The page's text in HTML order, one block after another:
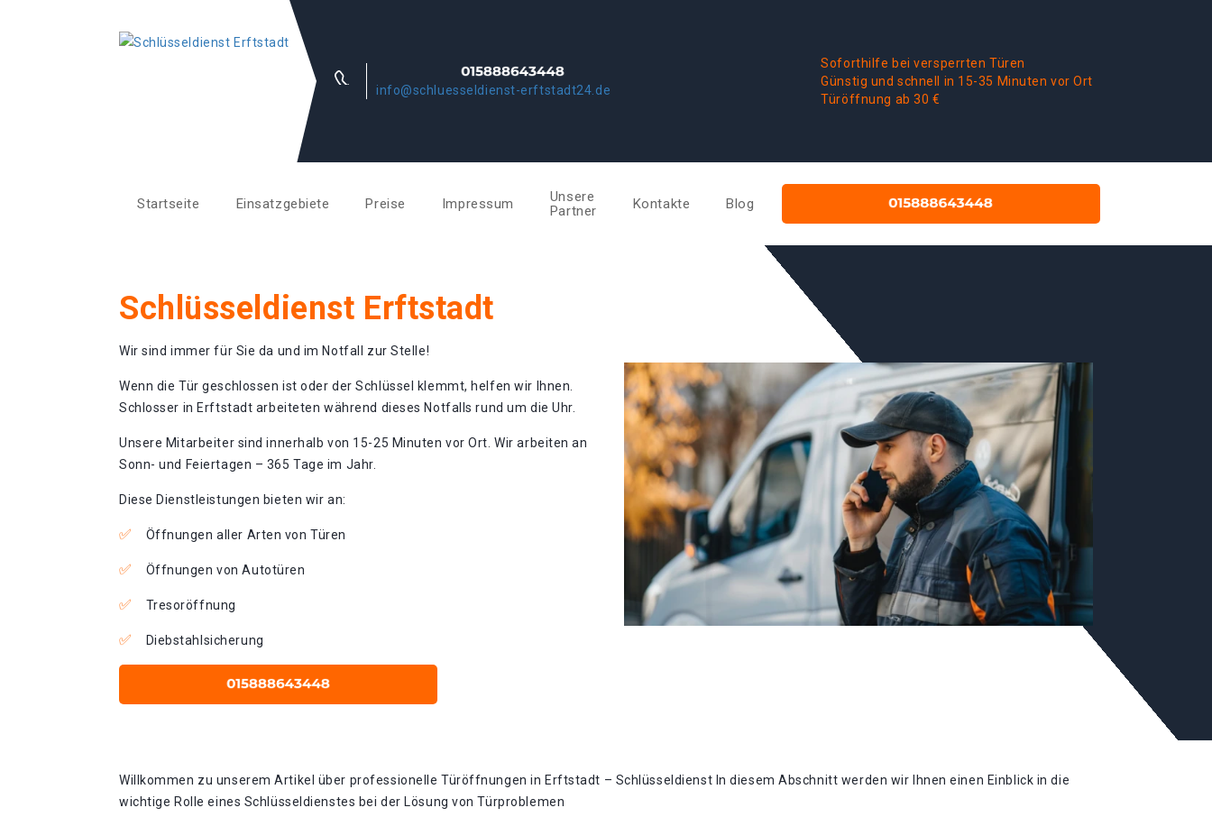
info@schluesseldienst-erftstadt24.de
Soforthilfe bei versperrten Türen
Günstig und schnell in 15-35 Minuten vor Ort
Türöffnung ab 30 €
Startseite Einsatzgebiete Preise Impressum
Unsere
Partner
Kontakte Blog
Schlüsseldienst Erftstadt
Wir sind immer für Sie da und im Notfall zur Stelle!
Wenn die Tür geschlossen ist oder der Schlüssel klemmt, helfen wir Ihnen.
Schlosser in Erftstadt arbeiteten während dieses Notfalls rund um die Uhr.
Unsere Mitarbeiter sind innerhalb von 15-25 Minuten vor Ort. Wir arbeiten an
Sonn- und Feiertagen – 365 Tage im Jahr.
Diese Dienstleistungen bieten wir an:
Öffnungen aller Arten von Türen
Öffnungen von Autotüren
Tresoröffnung
Diebstahlsicherung
Willkommen zu unserem Artikel über professionelle Türöffnungen in Erftstadt – Schlüsseldienst In diesem Abschnitt werden wir Ihnen einen Einblick in die
wichtige Rolle eines Schlüsseldienstes bei der Lösung von Türproblemen